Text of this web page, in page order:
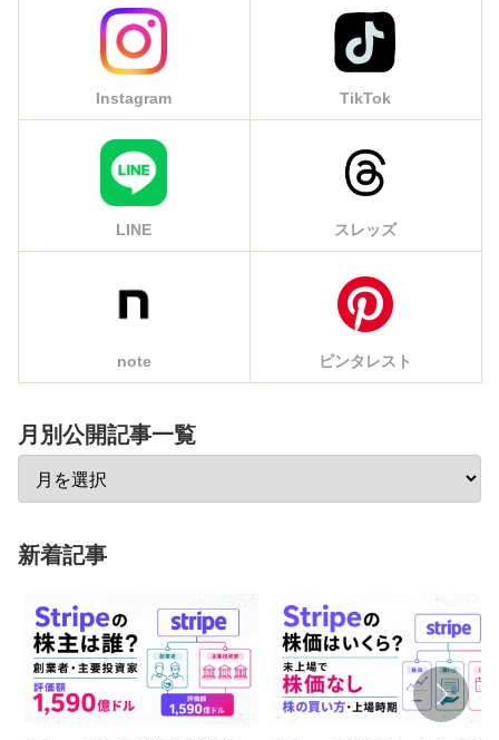
Instagram TikTok
LINE スレッズ
note ピンタレスト
月別公開記事一覧
新着記事